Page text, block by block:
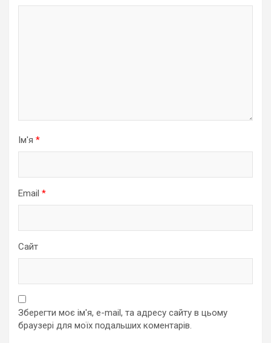
Ім'я *
Email *
Сайт
Зберегти моє ім'я, e-mail, та адресу сайту в цьому
браузері для моїх подальших коментарів.